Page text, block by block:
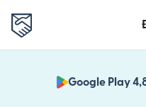
Google Play